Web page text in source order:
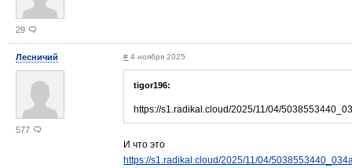
29
Лесничий
577
# 4 ноября 2025
tigor196:
https://s1.radikal.cloud/2025/11/04/
И что это
https://s1.radikal.cloud/2025/11/04/